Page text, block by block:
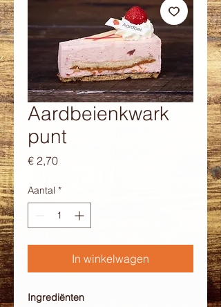
Aardbeienkwark
punt
€ 2,70Prijs
Aantal *
In winkelwagen
Ingrediënten